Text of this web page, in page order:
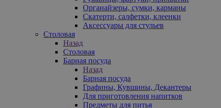
Органайзеры, сумки, карманы
Скатерти, салфетки, клеенки
Аксессуары для стульев
Столовая
Назад
Столовая
Барная посуда
Назад
Барная посуда
Графины, Кувшины, Декантеры
Для приготовления напитков
Предметы для питья